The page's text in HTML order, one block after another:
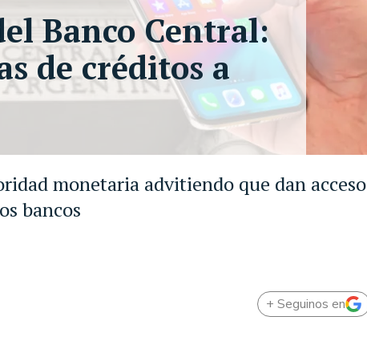
monetaria advitiendo que dan acceso
bancos
Banco Central:
de créditos a
+ Seguinos en